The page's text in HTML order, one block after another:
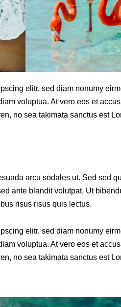
elitr, sed diam nonumy
voluptua. At vero eos et
no sea takimata sanctus est
arcu sodales ut. Sed sed
ante blandit volutpat. Ut
risus risus quis lectus.
elitr, sed diam nonumy
voluptua. At vero eos et
no sea takimata sanctus est